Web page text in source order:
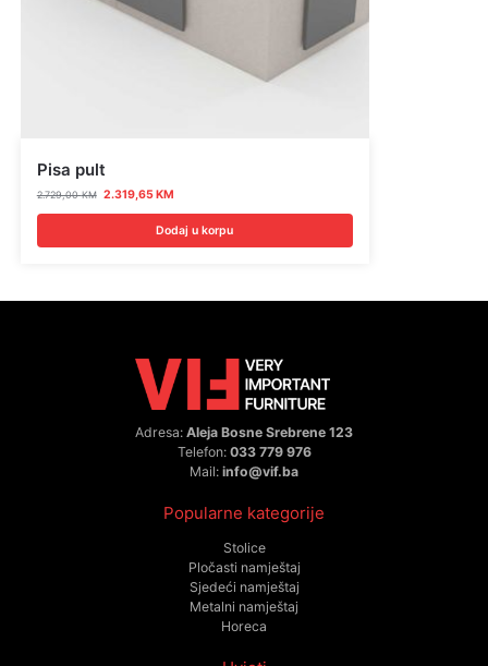
Pisa pult
2.729,00KM 2.319,65KM
Dodaj u korpu
Adresa: Aleja Bosne Srebrene 123
Telefon: 033 779 976
Mail: info@vif.ba
Popularne kategorije
Stolice
Pločasti namještaj
Sjedeći namještaj
Metalni namještaj
Horeca